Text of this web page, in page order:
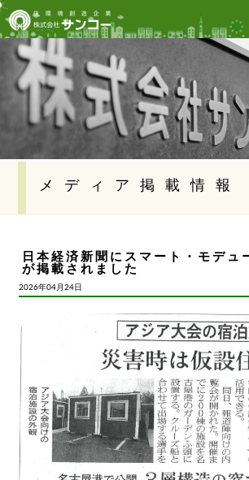
メディア掲載情報
日本経済新聞にスマート・モデュ
が掲載されました
2026年04月24日